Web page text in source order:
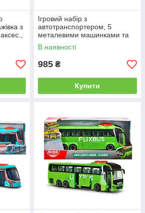
з
Ігровий набір з
автотранспортером, 5
металевими машинками та
аксес., 3+
В наявності
985 ₴
Купити